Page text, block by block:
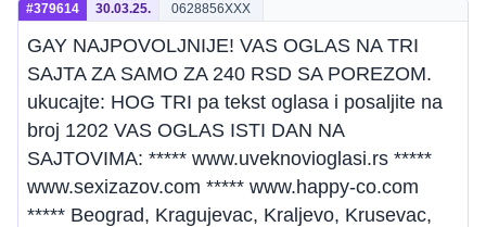
#379614 30.03.25. 0628856XXX
GAY NAJPOVOLJNIJE! VAS OGLAS NA TRI
SAJTA ZA SAMO ZA 240 RSD SA POREZOM.
ukucajte: HOG TRI pa tekst oglasa i posaljite na
broj 1202 VAS OGLAS ISTI DAN NA
SAJTOVIMA: ***** www.uveknovioglasi.rs *****
www.sexizazov.com ***** www.happy-co.com
***** Beograd, Kragujevac, Kraljevo, Krusevac,